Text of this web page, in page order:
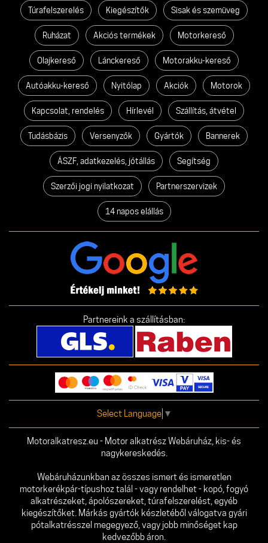
Túrafelszerelés Kiegészítők Sisak és szemüveg
Ruházat Akciós termékek Motorkereső
Olajkereső Lánckereső Motorakku-kereső
Autóakku-kereső Nyitólap Akciók Motorok
Kapcsolat, rendelés Hírlevél Szállítás, átvétel
Tudásbázis Versenyzők Gyártók Bannerek
ÁSZF, adatkezelés, jótállás Segítség
Szerzői jogi nyilatkozat Partnerszervizek
14 napos elállás
Partnereink a szállításban:
Select Language ▼
Motoralkatresz.eu - Motor alkatrész Webáruház, kis- és
nagykereskedés.
Webáruházunkban az összes ismert és ismeretlen
motorkerékpár-típushoz talál - vagy rendelhet - kopó, fogyó
alkatrészeket, ápolószereket, túrafelszerelést, egyéb
kiegészítőket. Márkás gyártók készletéből válogatva gyári
pótalkatrésszel megegyező, vagy jobb minőséget kap
kedvezőbb áron.